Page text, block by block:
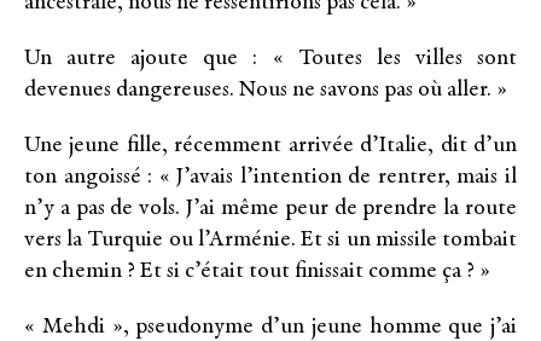
Un autre ajoute que : « Toutes les villes sont
devenues dangereuses. Nous ne savons pas où aller. »
Une jeune fille, récemment arrivée d’Italie, dit d’un
ton angoissé : « J’avais l’intention de rentrer, mais il
n’y a pas de vols. J’ai même peur de prendre la route
vers la Turquie ou l’Arménie. Et si un missile tombait
en chemin ? Et si c’était tout finissait comme ça ? »
« Mehdi », pseudonyme d’un jeune homme que j’ai